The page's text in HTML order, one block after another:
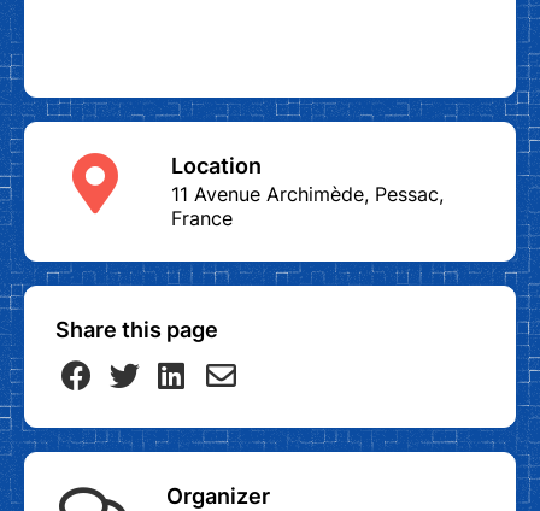
Location
11 Avenue Archimède, Pessac,
France
Share this page
Organizer